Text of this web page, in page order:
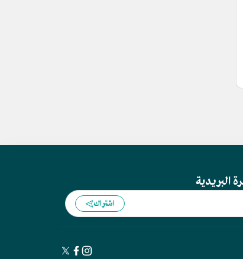
البريدية
اشتراك